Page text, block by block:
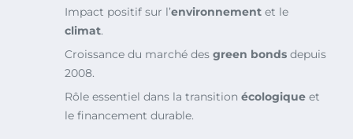
Impact positif sur l’environnement et le
climat.
Croissance du marché des green bonds depuis
2008.
Rôle essentiel dans la transition écologique et
le financement durable.